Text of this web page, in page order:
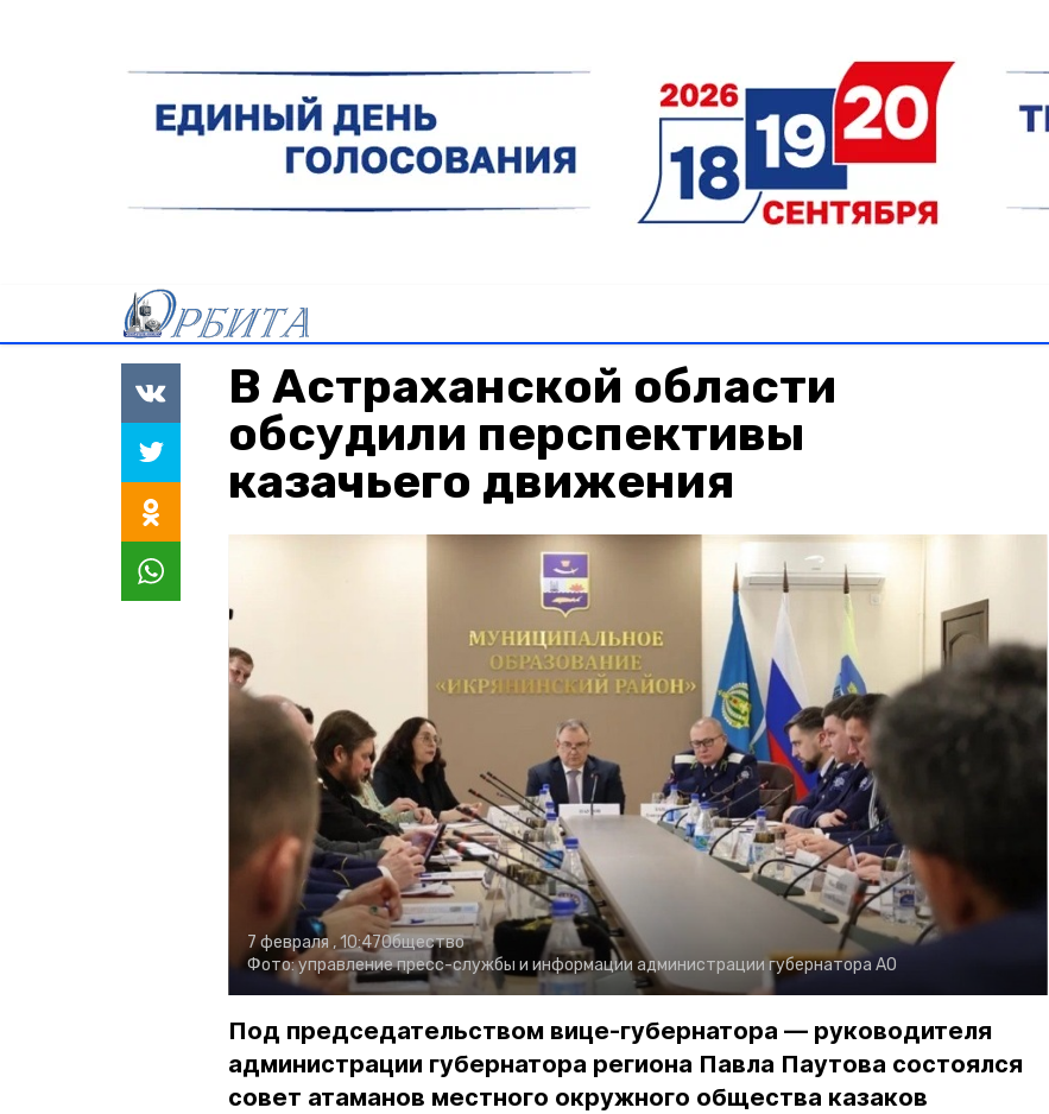
В Астраханской области
обсудили перспективы
казачьего движения
7 февраля , 10:47Общество
Фото:управление пресс-службы и информации администрации губернатора АО
Под председательством вице-губернатора — руководителя
администрации губернатора региона Павла Паутова состоялся
совет атаманов местного окружного общества казаков